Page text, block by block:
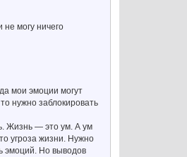
могу ничего
мои эмоции могут
нужно заблокировать
Жизнь — это ум. А ум
угроза жизни. Нужно
эмоций. Но выводов